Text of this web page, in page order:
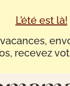
L’été est là!
recevez